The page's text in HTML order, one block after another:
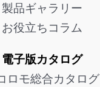
製品ギャラリー
お役立ちコラム
電子版カタログ
ロモ総合カタログ